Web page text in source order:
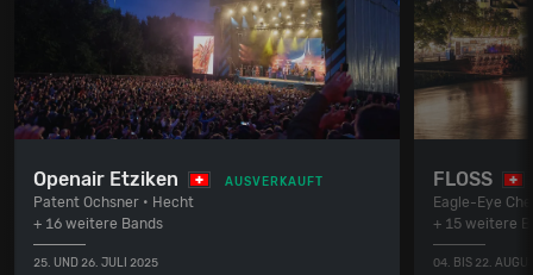
Openair Etziken AUSVERKAUFT
Patent Ochsner • Hecht
+ 16 weitere Bands
25. UND 26. JULI 2025
FLOSS
Eagle-Eye
+ 15 weitere
04. BIS 22.